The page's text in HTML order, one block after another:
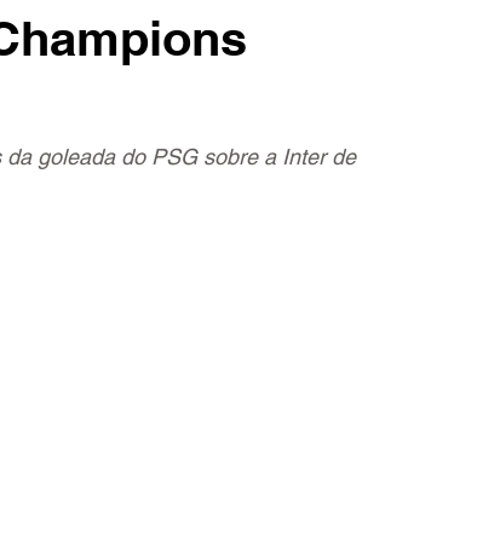
goleada do PSG sobre a Inter de